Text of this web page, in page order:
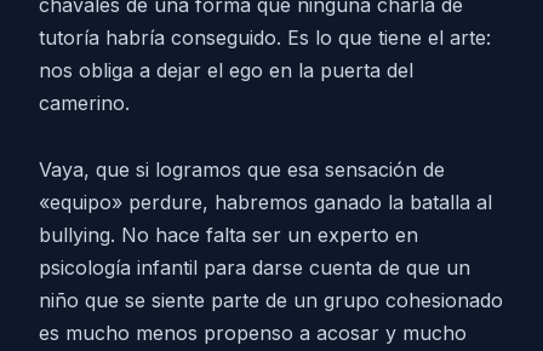
tutoría habría conseguido. Es lo que tiene el arte:
nos obliga a dejar el ego en la puerta del
camerino.
Vaya, que si logramos que esa sensación de
«equipo» perdure, habremos ganado la batalla al
bullying. No hace falta ser un experto en
psicología infantil para darse cuenta de que un
niño que se siente parte de un grupo cohesionado
es mucho menos propenso a acosar y mucho